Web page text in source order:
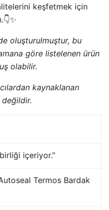
keşfetmek için
oluşturulmuştur, bu
göre listelenen ürün
olabilir.
kaynaklanan
içeriyor.”
Termos Bardak